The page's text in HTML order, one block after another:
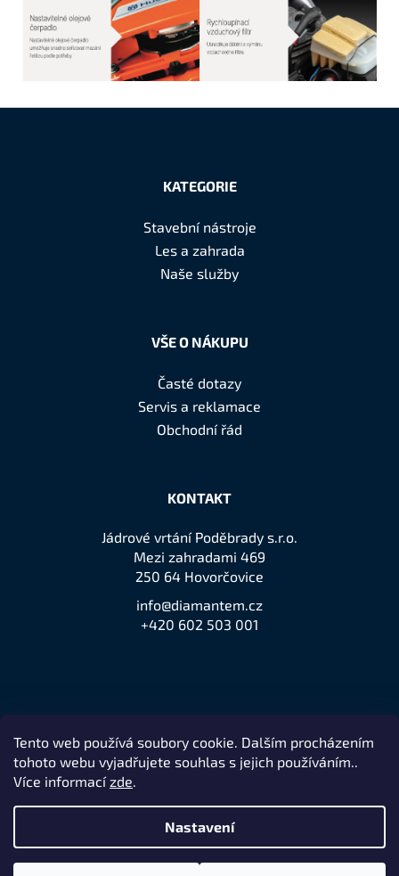
Tento web používá soubory cookie. Dalším procházením
tohoto webu vyjadřujete souhlas s jejich používáním..
Více informacízde.
Nastavení
KATEGORIE
Stavební nástroje
Les a zahrada
Naše služby
VŠE O NÁKUPU
Časté dotazy
Servis a reklamace
Obchodní řád
KONTAKT
Jádrové vrtání Poděbrady s.r.o.
Mezi zahradami 469
250 64 Hovorčovice
info@diamantem.cz
+420 602 503 001
Přijímáme online platby
NakódovaloRemedio Digital| Vytvořil Shoptet